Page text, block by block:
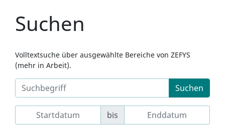
Suchen
Volltextsuche über ausgewählte Bereiche von ZEFYS
(mehr in Arbeit).
Suchen
bis